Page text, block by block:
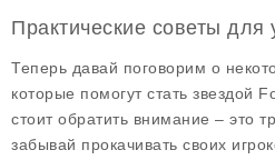
Практические советы для
Теперь давай поговорим о
которые помогут стать звездой
стоит обратить внимание – это
забывай прокачивать своих